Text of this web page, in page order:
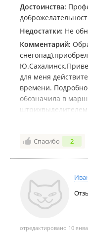
Достоинства:
Недостатки: Не
Комментарий:
для меня
времени.
обозначила в
удачной и
филиал своим
обратившись на
действительности.
Спасибо 2
отредактировано 10